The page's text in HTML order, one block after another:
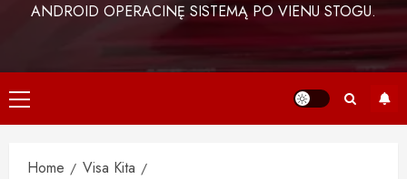
ANDROID OPERACINĘ SISTEMĄ PO VIENU STOGU.
Primary
Menu
Home
Visa Kita